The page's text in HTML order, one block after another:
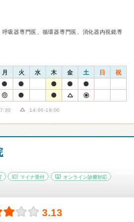
吸器専門医、循環器専門医、消化器内視鏡専
月 火 水 木 金 土 日 祝
14:00-19:00
マイナ受付 オンライン診療対応
3.13